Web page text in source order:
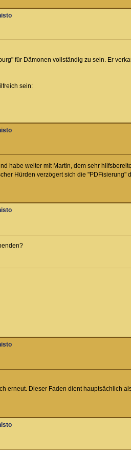
für Dämonen vollständig zu sein. Er
sein:
habe weiter mit Martin, dem sehr
Hürden verzögert sich die "PDFisierung"
erneut. Dieser Faden dient hauptsächlich